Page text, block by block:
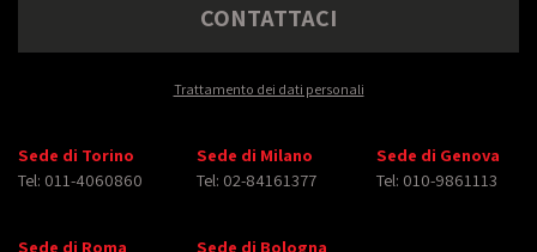
CONTATTACI
Trattamento dei dati personali
Sede di Torino
Tel: 011-4060860
Sede di Milano
Tel: 02-84161377
Sede di Genova
Tel: 010-9861113
Sede di Roma Sede di Bologna